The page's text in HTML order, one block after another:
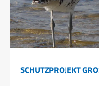
SCHUTZPROJEKT